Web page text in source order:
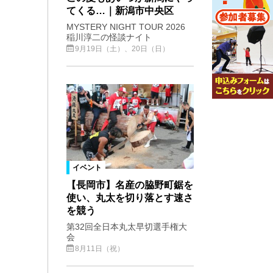
てくる…｜新潟市中央区
MYSTERY NIGHT TOUR 2026
稲川淳二の怪談ナイト
9月19日（土）、20日（日）
イベント
【長岡市】名産の脇野町鋸を
使い、丸太を切り落とす速さ
を競う
第32回全日本丸太早切選手権大
会
8月11日（祝）